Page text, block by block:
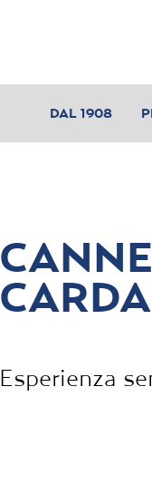
DAL 1908
Esperienza